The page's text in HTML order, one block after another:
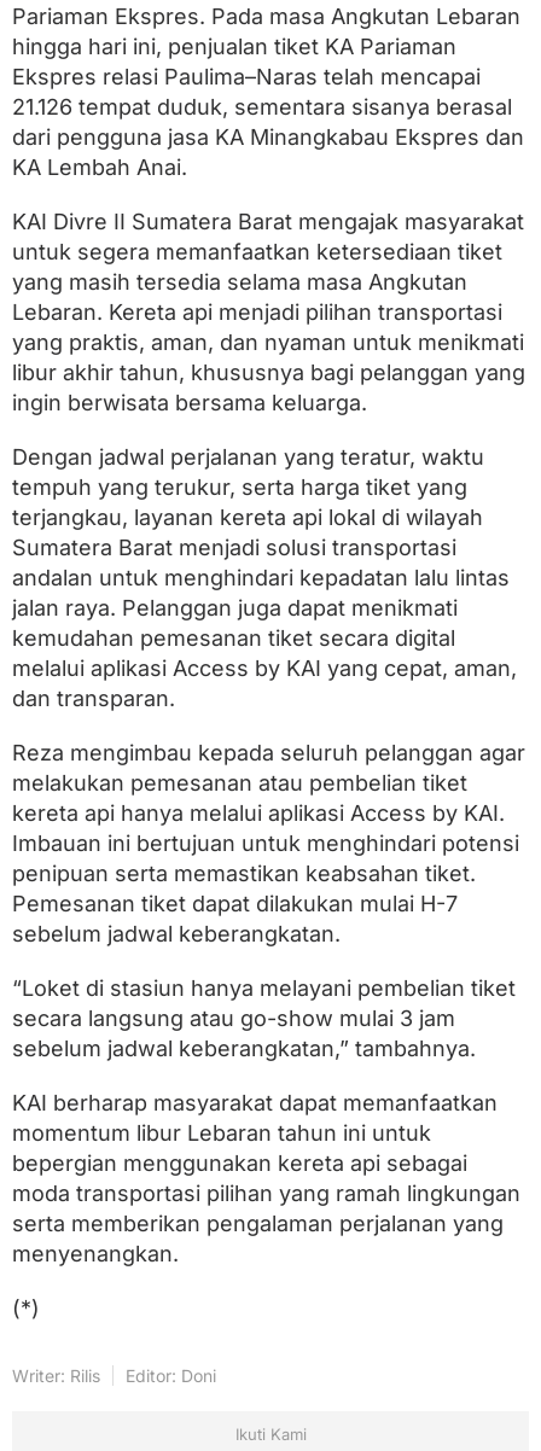
a
n
a
d
S
n
i
Pariaman Ekspres. Pada masa Angkutan Lebaran
hingga hari ini, penjualan tiket KA Pariaman
Ekspres relasi Paulima–Naras telah mencapai
21.126 tempat duduk, sementara sisanya berasal
dari pengguna jasa KA Minangkabau Ekspres dan
KA Lembah Anai.
KAI Divre II Sumatera Barat mengajak masyarakat
untuk segera memanfaatkan ketersediaan tiket
yang masih tersedia selama masa Angkutan
Lebaran. Kereta api menjadi pilihan transportasi
yang praktis, aman, dan nyaman untuk menikmati
libur akhir tahun, khususnya bagi pelanggan yang
ingin berwisata bersama keluarga.
Dengan jadwal perjalanan yang teratur, waktu
tempuh yang terukur, serta harga tiket yang
terjangkau, layanan kereta api lokal di wilayah
Sumatera Barat menjadi solusi transportasi
andalan untuk menghindari kepadatan lalu lintas
jalan raya. Pelanggan juga dapat menikmati
kemudahan pemesanan tiket secara digital
melalui aplikasi Access by KAI yang cepat, aman,
dan transparan.
Reza mengimbau kepada seluruh pelanggan agar
melakukan pemesanan atau pembelian tiket
kereta api hanya melalui aplikasi Access by KAI.
Imbauan ini bertujuan untuk menghindari potensi
penipuan serta memastikan keabsahan tiket.
Pemesanan tiket dapat dilakukan mulai H-7
sebelum jadwal keberangkatan.
“Loket di stasiun hanya melayani pembelian tiket
secara langsung atau go-show mulai 3 jam
sebelum jadwal keberangkatan,” tambahnya.
KAI berharap masyarakat dapat memanfaatkan
momentum libur Lebaran tahun ini untuk
bepergian menggunakan kereta api sebagai
moda transportasi pilihan yang ramah lingkungan
serta memberikan pengalaman perjalanan yang
menyenangkan.
(*)
Writer: Rilis Editor: Doni
Ikuti Kami